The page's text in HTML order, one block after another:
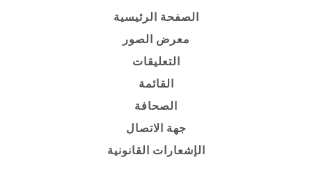
الصفحة الرئيسية
معرض الصور
التعليقات
القائمة
الصحافة
جهة الاتصال
الإشعارات القانونية